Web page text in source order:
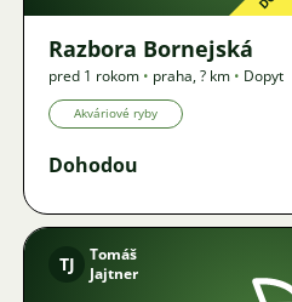
Razbora Bornejská
pred 1 rokom • praha,? km • Dopyt
Akváriové ryby
Dohodou
TJ
Tomáš
Jajtner